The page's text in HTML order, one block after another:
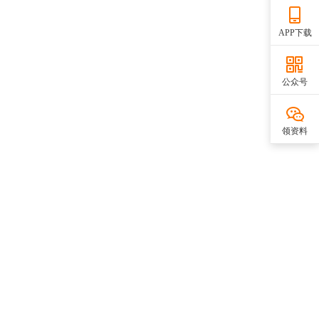
APP下载
公众号
领资料